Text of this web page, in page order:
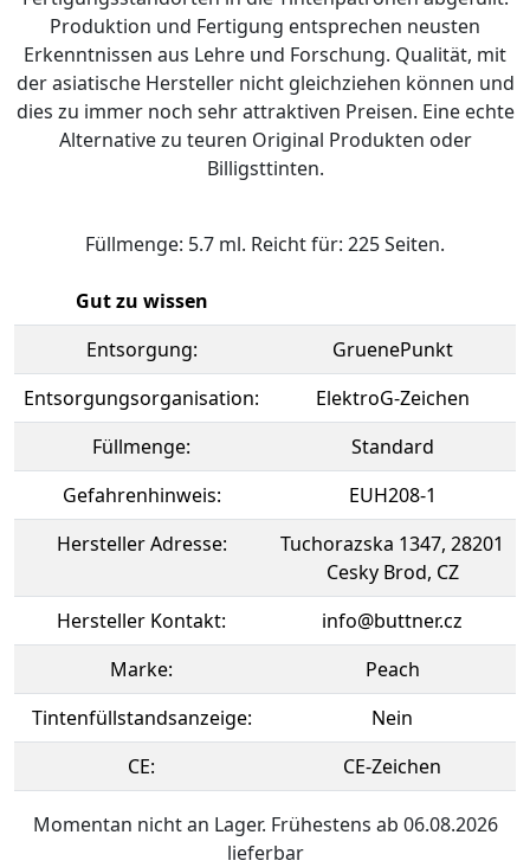
Produktion und Fertigung entsprechen neusten
Erkenntnissen aus Lehre und Forschung. Qualität, mit
der asiatische Hersteller nicht gleichziehen können und
dies zu immer noch sehr attraktiven Preisen. Eine echte
Alternative zu teuren Original Produkten oder
Billigsttinten.
Füllmenge: 5.7 ml. Reicht für: 225 Seiten.
Gut zu wissen
Entsorgung:
GruenePunkt
Entsorgungsorganisation:
ElektroG-Zeichen
Füllmenge:
Standard
Gefahrenhinweis:
EUH208-1
Hersteller Adresse:
Tuchorazska 1347, 28201
Cesky Brod, CZ
Hersteller Kontakt:
info@buttner.cz
Marke:
Peach
Tintenfüllstandsanzeige:
Nein
CE:
CE-Zeichen
Momentan nicht an Lager. Frühestens ab 06.08.2026
lieferbar